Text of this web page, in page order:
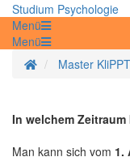
Studium Psychologie
Menü
Menü
StartseiteMaster KliPPT
In welchem
Man kann sich vom 1.